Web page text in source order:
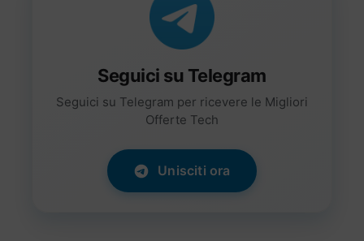
Seguici su Telegram
Seguici su Telegram per ricevere le Migliori
Offerte Tech
Unisciti ora